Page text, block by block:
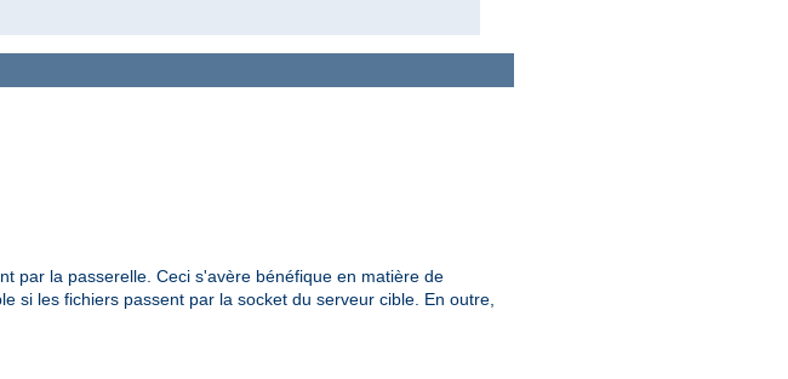
par la passerelle. Ceci s'avère bénéfique en matière de
si les fichiers passent par la socket du serveur cible. En outre,